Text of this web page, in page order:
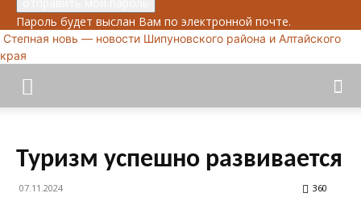
Пароль будет выслан Вам по электронной почте.
Степная новь — новости Шипуновского района и Алтайского
края
Туризм успешно развивается
07.11.2024 360